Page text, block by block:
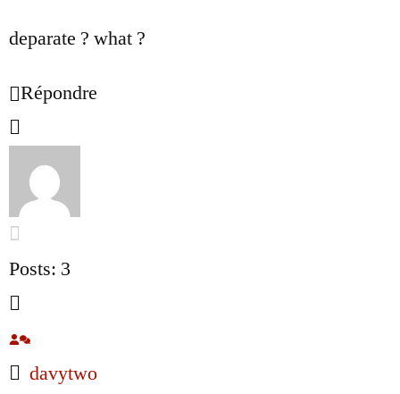
deparate ? what ?
Répondre
Posts: 3
davytwo